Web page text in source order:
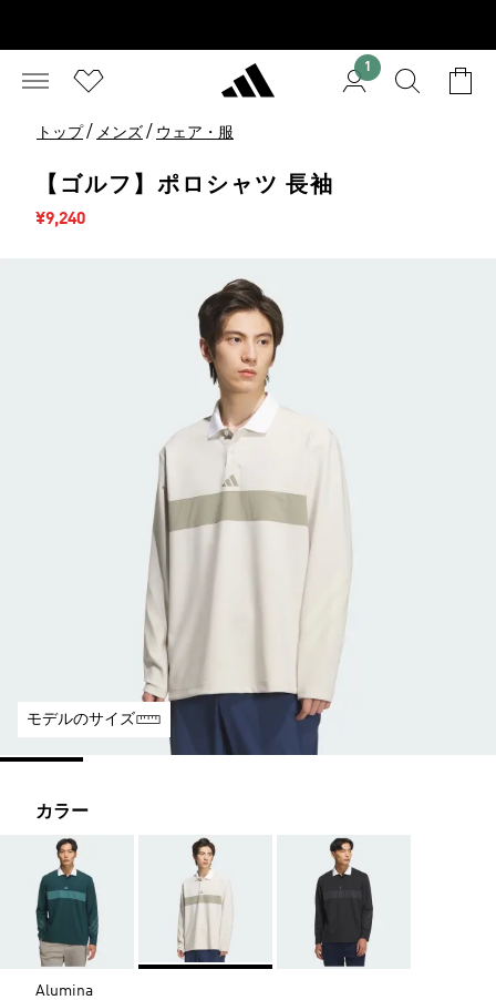
1
トップ / メンズ / ウェア・服
【ゴルフ】ポロシャツ 長袖
セール価格
¥9,240
モデルのサイズ
カラー
Alumina